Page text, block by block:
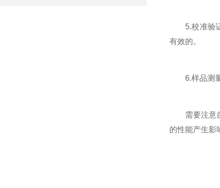
5.校准验证
有效的。
6.样品测量
需要注意的
的性能产生影